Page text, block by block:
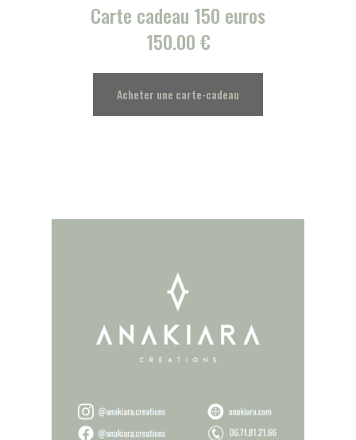
Carte cadeau 150 euros
150.00€
Acheter une carte-cadeau